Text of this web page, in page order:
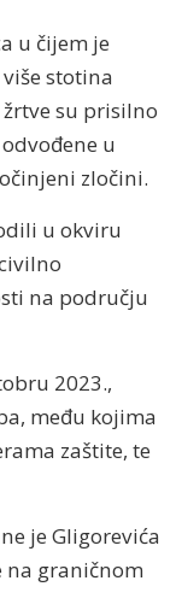
u čijem je
stotina
su prisilno
u
zločini.
u okviru
na području
2023.,
među kojima
zaštite, te
je Gligorevića
na graničnom